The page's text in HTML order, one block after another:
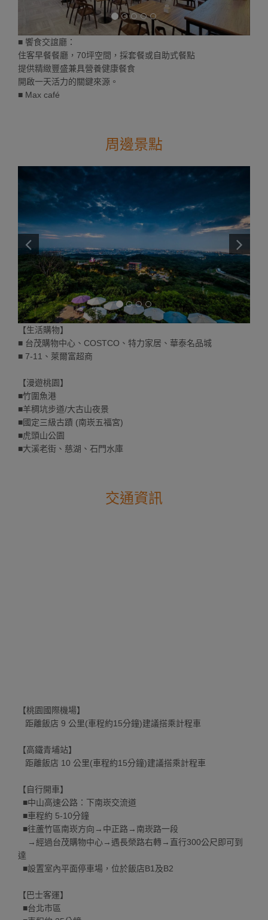
■ 饗食交誼廳：
住客早餐餐廳，70坪空間，採套餐或自助式餐點
提供精緻豐盛兼具營養健康餐食
開啟一天活力的關鍵來源。
■ Max café
周邊景點
【生活購物】
■ 台茂購物中心、COSTCO、特力家居、華泰名品城
■ 7-11、萊爾富超商
【漫遊桃園】
■竹圍魚港
■羊稠坑步道/大古山夜景
■國定三級古蹟 (南崁五福宮)
■虎頭山公園
■大溪老街、慈湖、石門水庫
交通資訊
【桃園國際機場】
距離飯店 9 公里(車程約15分鐘)建議搭乘計程車
【高鐵青埔站】
距離飯店 10 公里(車程約15分鐘)建議搭乘計程車
【自行開車】
■中山高速公路：下南崁交流道
■車程約 5-10分鐘
■往蘆竹區南崁方向→中正路→南崁路一段
→經過台茂購物中心→遇長榮路右轉→直行300公尺即可到
達
■設置室內平面停車場，位於飯店B1及B2
【巴士客運】
■台北市區